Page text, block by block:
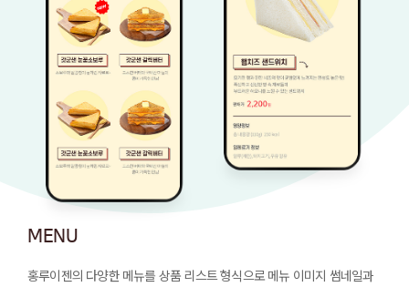
MENU
홍루이젠의 다양한 메뉴를 상품 리스트 형식으로 메뉴 이미지 썸네일과